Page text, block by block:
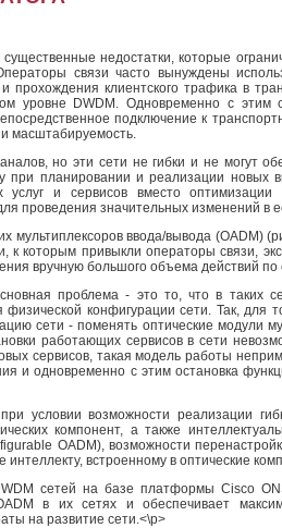
недостатки, которые
связи часто вынуждены
прохождения клиентского трафика в
уровне DWDM. Одновременно с этим
подключение к
и масштабируемость.
но эти сети не гибки и не могут
при планировании и реализации новых
и сервисов вместо
проведения значительных изменений в
мультиплексоров ввода/вывода (OADM)
к которым привыкли операторы связи,
вручную большо­го объема действий
про­блема - это то, что в таких
конфигурации сети. Так, для
сети - поменять оптические модули
работающих сервисов в сети
сервисов, такая модель работы
и одновременно с этим остановка
условии возможности реализации
компонент, а также
OADM), возможности
встроенному в оптические
сетей на базе платформы Cisco
в их сетях и обеспечивает
на развитие сети.<\p>